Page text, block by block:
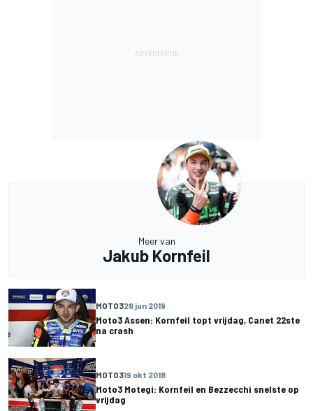
Meer van
Jakub Kornfeil
MOTO328 jun 2019
Moto3 Assen: Kornfeil topt vrijdag, Canet 22ste
na crash
MOTO319 okt 2018
Moto3 Motegi: Kornfeil en Bezzecchi snelste op
vrijdag